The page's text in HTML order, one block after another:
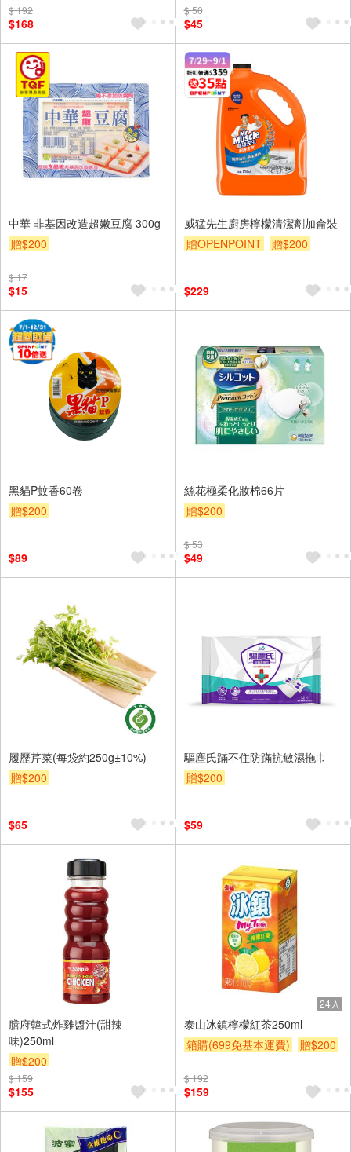
$ 192
$168
$ 50
$45
中華 非基因改造超嫩豆腐 300g
贈$200
$ 17
$15
威猛先生廚房檸檬清潔劑加侖裝
贈OPENPOINT
贈$200
$229
黑貓P蚊香60卷
贈$200
$89
絲花極柔化妝棉66片
贈$200
$ 53
$49
履歷芹菜(每袋約250g±10%)
贈$200
$65
驅塵氏蹣不住防蹣抗敏濕拖巾
贈$200
$59
膳府韓式炸雞醬汁(甜辣
味)250ml
贈$200
$ 159
$155
24入
泰山冰鎮檸檬紅茶250ml
箱購(699免基本運費)
贈$200
$ 192
$159